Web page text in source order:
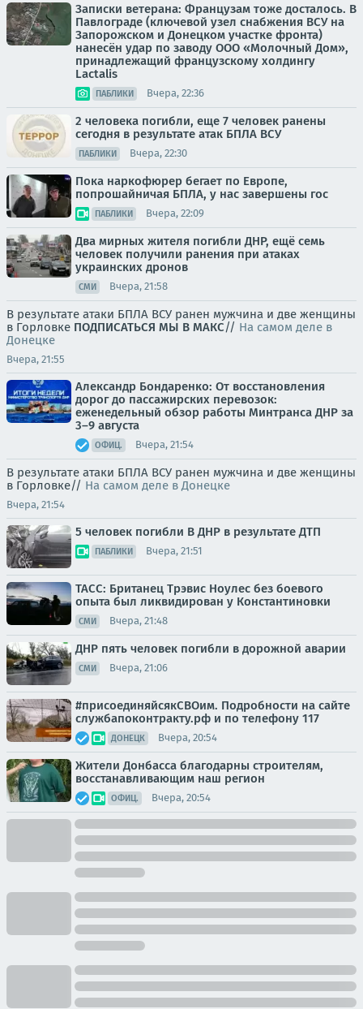
Записки ветерана: Французам тоже досталось. В
Павлограде (ключевой узел снабжения ВСУ на
Запорожском и Донецком участке фронта)
нанесён удар по заводу ООО «Молочный Дом»,
принадлежащий французскому холдингу
Lactalis
ПАБЛИКИ Вчера, 22:36
2 человека погибли, еще 7 человек ранены
сегодня в результате атак БПЛА ВСУ
ПАБЛИКИ Вчера, 22:30
Пока наркофюрер бегает по Европе,
попрошайничая БПЛА, у нас завершены гос
ПАБЛИКИ Вчера, 22:09
Два мирных жителя погибли ДНР, ещё семь
человек получили ранения при атаках
украинских дронов
СМИ Вчера, 21:58
В результате атаки БПЛА ВСУ ранен мужчина и две женщины
в Горловке ПОДПИСАТЬСЯ МЫ В MAКС// На самом деле в
Донецке
Вчера, 21:55
Александр Бондаренко: От восстановления
дорог до пассажирских перевозок:
еженедельный обзор работы Минтранса ДНР за
3–9 августа
ОФИЦ. Вчера, 21:54
В результате атаки БПЛА ВСУ ранен мужчина и две женщины
в Горловке// На самом деле в Донецке
Вчера, 21:54
5 человек погибли В ДНР в результате ДТП
ПАБЛИКИ Вчера, 21:51
ТАСС: Британец Трэвис Ноулес без боевого
опыта был ликвидирован у Константиновки
СМИ Вчера, 21:48
ДНР пять человек погибли в дорожной аварии
СМИ Вчера, 21:06
#присоединяйсякСВОим. Подробности на сайте
службапоконтракту.рф и по телефону 117
ДОНЕЦК Вчера, 20:54
Жители Донбасса благодарны строителям,
восстанавливающим наш регион
ОФИЦ. Вчера, 20:54